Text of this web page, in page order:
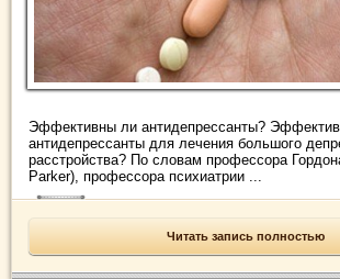
Эффективны ли антидепрессанты?
антидепрессанты для лечения большого
расстройства? По словам профессора
Parker), профессора психиатрии ...
Читать запись полностью